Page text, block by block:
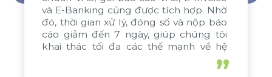
cũng được tích hợp. Nhờ
xử lý, đóng sổ và nộp báo
7 ngày, giúp chúng tôi
đa các thế mạnh về hệ
cảm ơn chân
kỹ năng xuất
vấn và triển
bởi sự cống
ngừng nghỉ.
hy vọng sẽ